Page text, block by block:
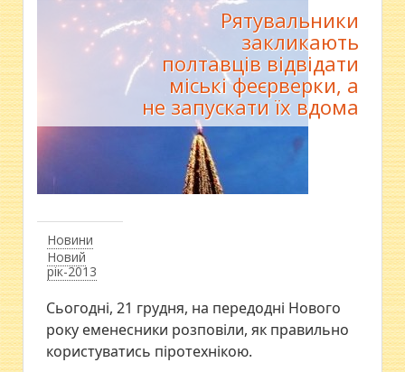
Новини
Новий
рік-2013
Рятувальники
закликають
полтавців відвідати
міські феєрверки, а
не запускати їх вдома
Сьогодні, 21 грудня, на передодні Нового
року еменесники розповіли, як правильно
користуватись піротехнікою.